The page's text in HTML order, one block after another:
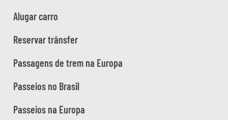
Alugar carro
Reservar trânsfer
Passagens de trem na Europa
Passeios no Brasil
Passeios na Europa